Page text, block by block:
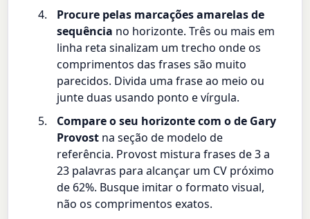
Procure pelas marcações amarelas de
sequência no horizonte. Três ou mais em
linha reta sinalizam um trecho onde os
comprimentos das frases são muito
parecidos. Divida uma frase ao meio ou
junte duas usando ponto e vírgula.
Compare o seu horizonte com o de Gary
Provost na seção de modelo de
referência. Provost mistura frases de 3 a
23 palavras para alcançar um CV próximo
de 62%. Busque imitar o formato visual,
não os comprimentos exatos.